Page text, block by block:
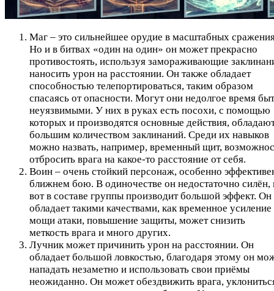
Маг – это сильнейшее орудие в масштабных
Но и в битвах «один на один» он может прекрасно
противостоять, используя замораживающие
наносить урон на расстоянии. Он также обладает
способностью телепортироваться, таким образом
спасаясь от опасности. Могут они недолгое время
неуязвимыми. У них в руках есть посохи, с помощью
которых и производятся основные действия,
большим количеством заклинаний. Среди их навыков
можно назвать, например, временный щит,
отбросить врага на какое-то расстояние от себя.
Воин – очень стойкий персонаж, особенно
ближнем бою. В одиночестве он недостаточно силён,
вот в составе группы производит большой эффект. Он
обладает такими качествами, как временное усиление
мощи атаки, повышение защиты, может снизить
меткость врага и много других.
Лучник может причинить урон на расстоянии. Он
обладает большой ловкостью, благодаря этому он
нападать незаметно и использовать свои приёмы
неожиданно. Он может обездвижить врага,